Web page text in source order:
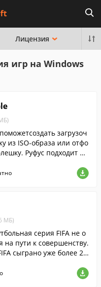
Лицензия
игр на Windows
загрузоч
из ISO-образа или отфо
Руфус подходит дл
МБ)
серия FIFA не о
на пути к совершенству.
сыграно уже более 25
поклонников по м
было учтено. Новый